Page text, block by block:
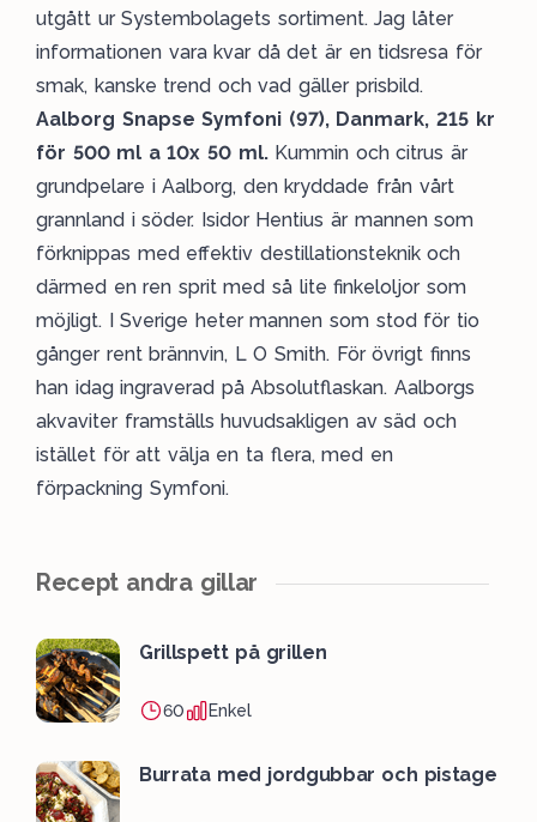
utgått ur Systembolagets sortiment. Jag låter
informationen vara kvar då det är en tidsresa för
smak, kanske trend och vad gäller prisbild.
Aalborg Snapse Symfoni (97), Danmark, 215 kr
för 500 ml a 10x 50 ml.Kummin och citrus är
grundpelare i Aalborg, den kryddade från vårt
grannland i söder. Isidor Hentius är mannen som
förknippas med effektiv destillationsteknik och
därmed en ren sprit med så lite finkeloljor som
möjligt. I Sverige heter mannen som stod för tio
gånger rent brännvin, L O Smith. För övrigt finns
han idag ingraverad på Absolutflaskan. Aalborgs
akvaviter framställs huvudsakligen av säd och
istället för att välja en ta flera, med en
förpackning Symfoni.
Recept andra gillar
Grillspett på grillen
60 Enkel
Burrata med jordgubbar och pistage